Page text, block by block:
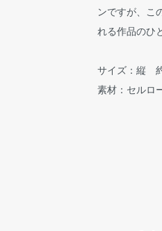
ンですが、こ
れる作品のひ
サイズ：縦
素材：セルロ